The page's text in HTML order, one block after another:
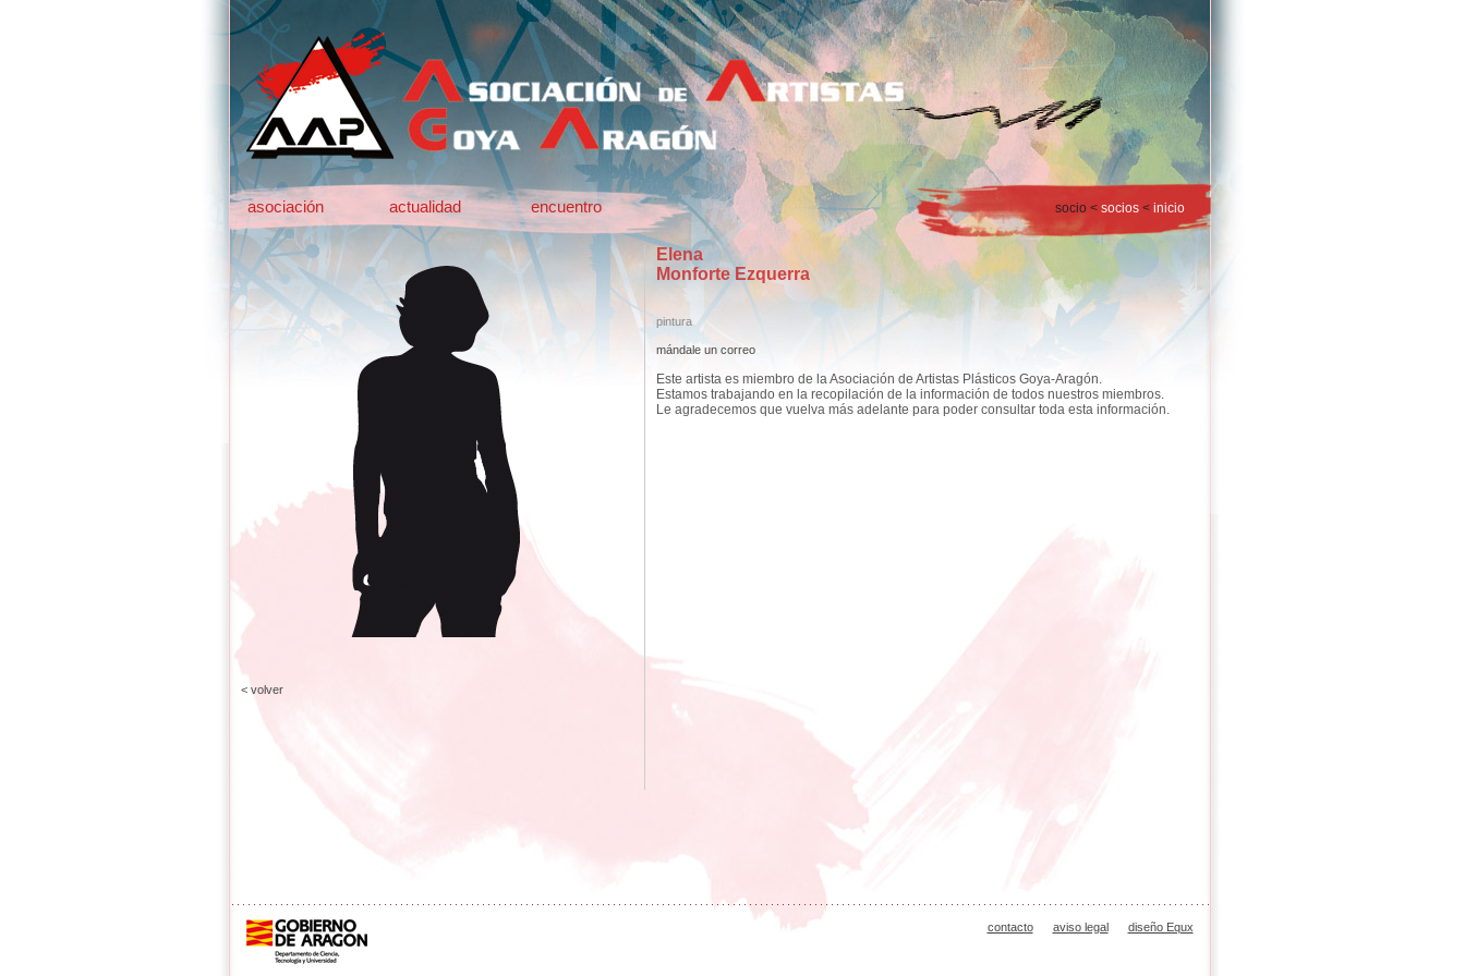
asociación actualidad encuentro socio < socios< inicio
< volver
Elena
Monforte Ezquerra
pintura
mándale un correo
Este artista es miembro de la Asociación de Artistas Plásticos Goya-Aragón.
Estamos trabajando en la recopilación de la información de todos nuestros miembros.
Le agradecemos que vuelva más adelante para poder consultar toda esta información.
contacto aviso legal diseño Equx